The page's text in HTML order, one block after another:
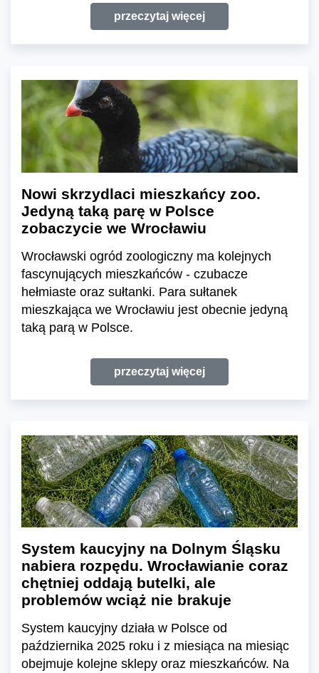
przeczytaj więcej
Nowi skrzydlaci mieszkańcy zoo.
Jedyną taką parę w Polsce
zobaczycie we Wrocławiu
Wrocławski ogród zoologiczny ma kolejnych
fascynujących mieszkańców - czubacze
hełmiaste oraz sułtanki. Para sułtanek
mieszkająca we Wrocławiu jest obecnie jedyną
taką parą w Polsce.
przeczytaj więcej
System kaucyjny na Dolnym Śląsku
nabiera rozpędu. Wrocławianie coraz
chętniej oddają butelki, ale
problemów wciąż nie brakuje
System kaucyjny działa w Polsce od
października 2025 roku i z miesiąca na miesiąc
obejmuje kolejne sklepy oraz mieszkańców. Na